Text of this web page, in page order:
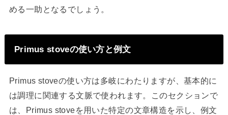
める一助となるでしょう。
Primus stoveの使い方と例文
Primus stoveの使い方は多岐にわたりますが、基本的に
は調理に関連する文脈で使われます。このセクションで
は、Primus stoveを用いた特定の文章構造を示し、例文